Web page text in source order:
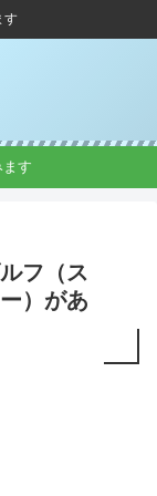
す
す
フ（ス
）があ